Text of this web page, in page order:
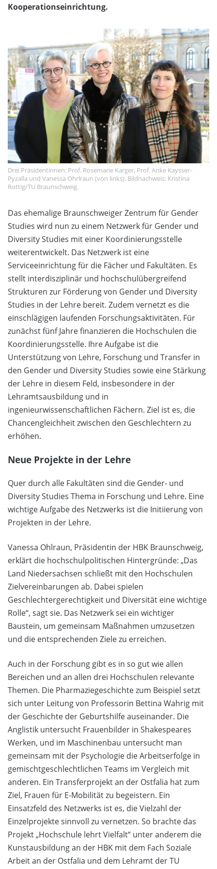
Kooperationseinrichtung.
Drei Präsidentinnen: Prof. Rosemarie Karger, Prof. Anke Kaysser-
Pyzalla und Vanessa Ohrlraun (von links). Bildnachweis: Kristina
Rottig/TU Braunschweig.
Das ehemalige Braunschweiger Zentrum für Gender
Studies wird nun zu einem Netzwerk für Gender und
Diversity Studies mit einer Koordinierungsstelle
weiterentwickelt. Das Netzwerk ist eine
Serviceeinrichtung für die Fächer und Fakultäten. Es
stellt interdisziplinär und hochschulübergreifend
Strukturen zur Förderung von Gender und Diversity
Studies in der Lehre bereit. Zudem vernetzt es die
einschlägigen laufenden Forschungsaktivitäten. Für
zunächst fünf Jahre finanzieren die Hochschulen die
Koordinierungsstelle. Ihre Aufgabe ist die
Unterstützung von Lehre, Forschung und Transfer in
den Gender und Diversity Studies sowie eine Stärkung
der Lehre in diesem Feld, insbesondere in der
Lehramtsausbildung und in
ingenieurwissenschaftlichen Fächern. Ziel ist es, die
Chancengleichheit zwischen den Geschlechtern zu
erhöhen.
Neue Projekte in der Lehre
Quer durch alle Fakultäten sind die Gender- und
Diversity Studies Thema in Forschung und Lehre. Eine
wichtige Aufgabe des Netzwerks ist die Initiierung von
Projekten in der Lehre.
Vanessa Ohlraun, Präsidentin der HBK Braunschweig,
erklärt die hochschulpolitischen Hintergründe: „Das
Land Niedersachsen schließt mit den Hochschulen
Zielvereinbarungen ab. Dabei spielen
Geschlechtergerechtigkeit und Diversität eine wichtige
Rolle“, sagt sie. Das Netzwerk sei ein wichtiger
Baustein, um gemeinsam Maßnahmen umzusetzen
und die entsprechenden Ziele zu erreichen.
Auch in der Forschung gibt es in so gut wie allen
Bereichen und an allen drei Hochschulen relevante
Themen. Die Pharmaziegeschichte zum Beispiel setzt
sich unter Leitung von Professorin Bettina Wahrig mit
der Geschichte der Geburtshilfe auseinander. Die
Anglistik untersucht Frauenbilder in Shakespeares
Werken, und im Maschinenbau untersucht man
gemeinsam mit der Psychologie die Arbeitserfolge in
gemischtgeschlechtlichen Teams im Vergleich mit
anderen. Ein Transferprojekt an der Ostfalia hat zum
Ziel, Frauen für E-Mobilität zu begeistern. Ein
Einsatzfeld des Netzwerks ist es, die Vielzahl der
Einzelprojekte sinnvoll zu vernetzen. So brachte das
Projekt „Hochschule lehrt Vielfalt“ unter anderem die
Kunstausbildung an der HBK mit dem Fach Soziale
Arbeit an der Ostfalia und dem Lehramt der TU